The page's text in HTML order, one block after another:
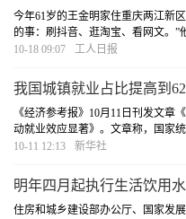
今年61岁的王金明家住重庆两江新
的事：刷抖音、逛淘宝、看网文。”
时。[详细]
10-18 09:07 工人日报
我国城镇就业占比提高到
《经济参考报》10月11日刊发文
动就业效应显著》。文章称，国家
我国城镇就业人员比重首次超越乡
10-11 12:13 新华社
明年四月起执行生活饮用
住房和城乡建设部办公厅、国家发